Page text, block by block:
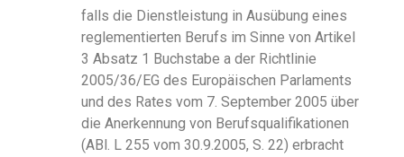
falls die Dienstleistung in Ausübung eines
reglementierten Berufs im Sinne von Artikel
3 Absatz 1 Buchstabe a der Richtlinie
2005/36/EG des Europäischen Parlaments
und des Rates vom 7. September 2005 über
die Anerkennung von Berufsqualifikationen
(ABl. L 255 vom 30.9.2005, S. 22) erbracht